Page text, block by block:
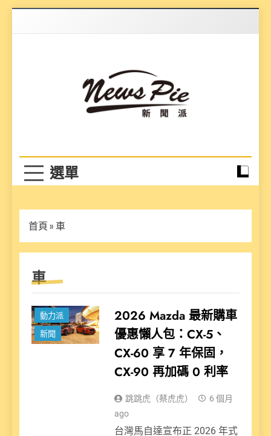
首頁 » 車
車
動力派
新聞
2026 Mazda 最新購車
優惠懶人包：CX-5、
CX-60 享 7 年保固，
CX-90 再加碼 0 利率
跳跳虎（蔡虎虎）
6 個月
ago
台灣馬自達宣布正 2026 年式